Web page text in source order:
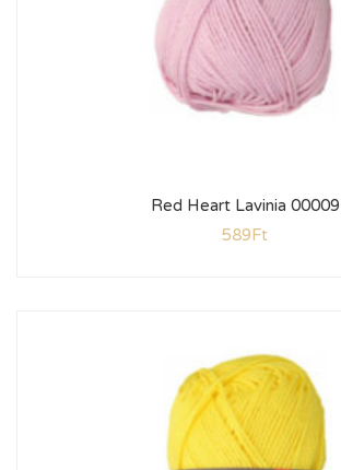
Red Heart Lavinia 00009
589Ft